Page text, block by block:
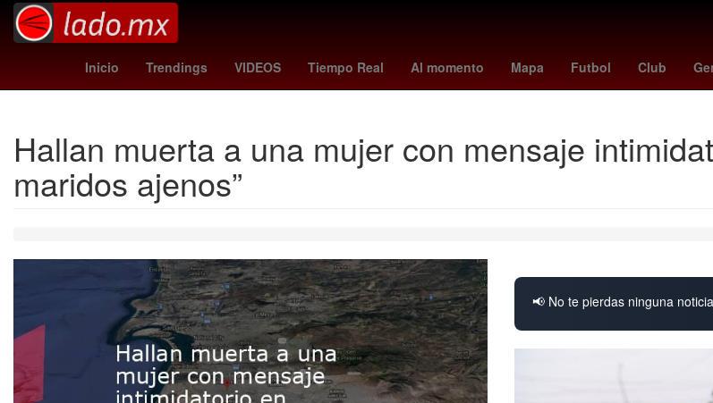
Inicio Trendings VIDEOS Tiempo Real Al momento Mapa Futbol Club
FIFA playstation plus juegos Ley Federal del Trabajo Lothar Matthäus presupuesto Danna Paola
Hallan muerta a una mujer con mensaje
maridos ajenos”
📢 No te pierdas ninguna